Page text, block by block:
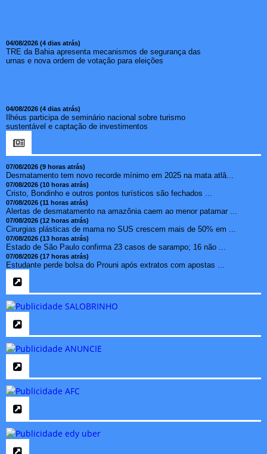
04/08/2026 (4 dias atrás)
TRE da Bahia apresenta mecanismos de segurança das
urnas e nova ordem de votação para eleições
04/08/2026 (4 dias atrás)
Ilhéus participa de seminário nacional sobre turismo
sustentável e captação de investimentos
07/08/2026 (9 horas atrás)
Desmatamento tem novo recorde mínimo em 2025 na mata atlâ...
07/08/2026 (10 horas atrás)
Cristo, Bondinho e outros pontos turísticos são fechados ...
07/08/2026 (11 horas atrás)
Alertas de desmatamento na amazônia caem ao menor patamar ...
07/08/2026 (12 horas atrás)
Cirurgias plásticas de mama no SUS crescem mais de 50% em ...
07/08/2026 (13 horas atrás)
Estado de São Paulo confirma 23 casos de sarampo; 16 não ...
07/08/2026 (17 horas atrás)
Estudante perde bolsa do Prouni após extratos com apostas ...